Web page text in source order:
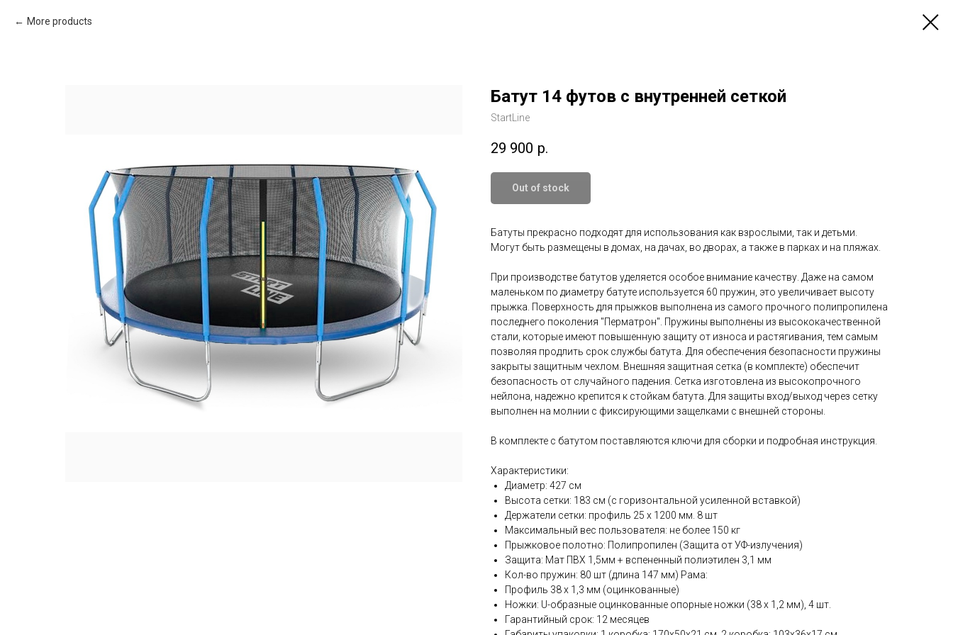
More products
Батут 14 футов с внутренней сеткой
StartLine
29 900 р.
Out of stock
Батуты прекрасно подходят для использования как взрослыми, так и детьми.
Могут быть размещены в домах, на дачах, во дворах, а также в парках и на пляжах.
При производстве батутов уделяется особое внимание качеству. Даже на самом
маленьком по диаметру батуте используется 60 пружин, это увеличивает высоту
прыжка. Поверхность для прыжков выполнена из самого прочного полипропилена
последнего поколения "Перматрон". Пружины выполнены из высококачественной
стали, которые имеют повышенную защиту от износа и растягивания, тем самым
позволяя продлить срок службы батута. Для обеспечения безопасности пружины
закрыты защитным чехлом. Внешняя защитная сетка (в комплекте) обеспечит
безопасность от случайного падения. Сетка изготовлена из высокопрочного
нейлона, надежно крепится к стойкам батута. Для защиты вход/выход через сетку
выполнен на молнии с фиксирующими защелками с внешней стороны.
В комплекте с батутом поставляются ключи для сборки и подробная инструкция.
Характеристики:
Диаметр: 427 см
Высота сетки: 183 см (с горизонтальной усиленной вставкой)
Держатели сетки: профиль 25 х 1200 мм. 8 шт
Максимальный вес пользователя: не более 150 кг
Прыжковое полотно: Полипропилен (Защита от УФ-излучения)
Защита: Мат ПВХ 1,5мм + вспененный полиэтилен 3,1 мм
Кол-во пружин: 80 шт (длина 147 мм) Рама:
Профиль 38 х 1,3 мм (оцинкованные)
Ножки: U-образные оцинкованные опорные ножки (38 х 1,2 мм), 4 шт.
Гарантийный срок: 12 месяцев